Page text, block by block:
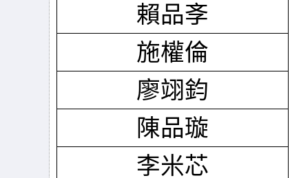
賴品斈
施權倫
廖翊鈞
陳品璇
李米芯